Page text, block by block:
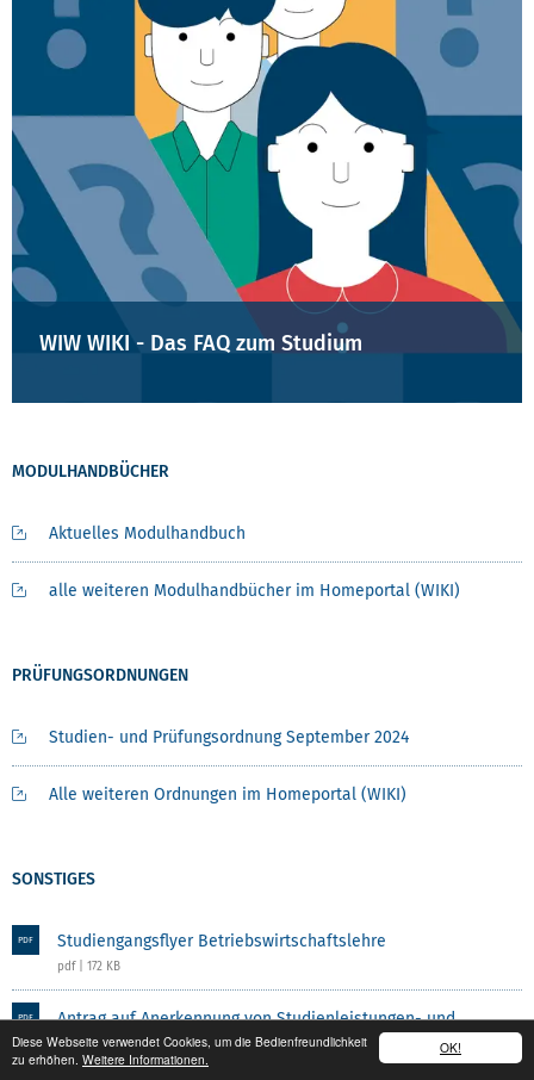
OK!
Diese Webseite verwendet Cookies, um die Bedienfreundlichkeit
zu erhöhen. Weitere Informationen.
WIW WIKI - Das FAQ zum Studium
MODULHANDBÜCHER
Aktuelles Modulhandbuch
alle weiteren Modulhandbücher im Homeportal (WIKI)
PRÜFUNGSORDNUNGEN
Studien- und Prüfungsordnung September 2024
Alle weiteren Ordnungen im Homeportal (WIKI)
SONSTIGES
PDF Studiengangsflyer Betriebswirtschaftslehre
pdf | 172 KB
PDF
Antrag auf Anerkennung von Studienleistungen- und
Prüfungsleistungen